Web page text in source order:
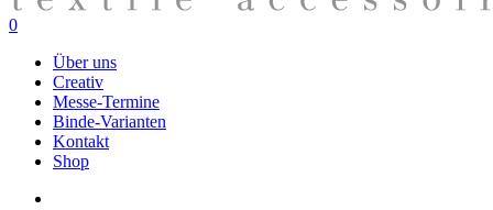
search
0
Über uns
Creativ
Messe-Termine
Binde-Varianten
Kontakt
Shop